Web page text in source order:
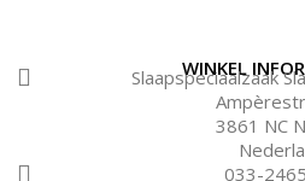
WINKEL
Slaapspeciaalzaak
3861 NC
033-